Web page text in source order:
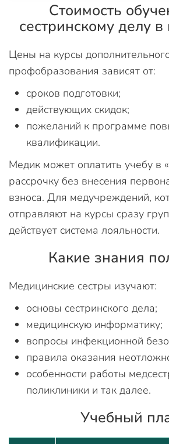
Стоимость
сестринскому делу
Цены на курсы
профобразования зависят от:
сроков подготовки;
действующих скидок;
пожеланий к программе
квалификации.
Медик может оплатить учебу в
рассрочку без внесения
взноса. Для медучреждений,
отправляют на курсы сразу
действует система лояльности.
Какие знания
Медицинские сестры изучают:
основы сестринского дела;
медицинскую информатику;
вопросы инфекционной
правила оказания
особенности работы
поликлиники и так далее.
Учебный